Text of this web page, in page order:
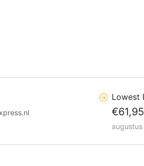
Lowest
€61,95